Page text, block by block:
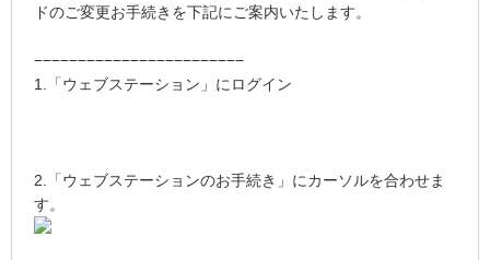
ドのご変更お手続きを下記にご案内いたします。
−−−−−−−−−−−−−−−−−−−−−−−−
1.「ウェブステーション」にログイン
2.「ウェブステーションのお手続き」にカーソルを合わせま
す。